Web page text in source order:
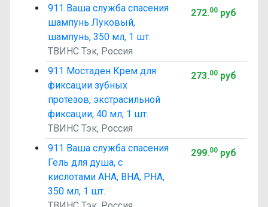
911 Ваша служба спасения
шампунь Луковый,
шампунь, 350 мл, 1 шт.
ТВИНС Тэк, Россия
272.00руб
911 Мостаден Крем для
фиксации зубных
протезов, экстрасильной
фиксации, 40 мл, 1 шт.
ТВИНС Тэк, Россия
273.00руб
911 Ваша служба спасения
Гель для душа, с
кислотами AHA, BHA, PHA,
350 мл, 1 шт.
299.00руб